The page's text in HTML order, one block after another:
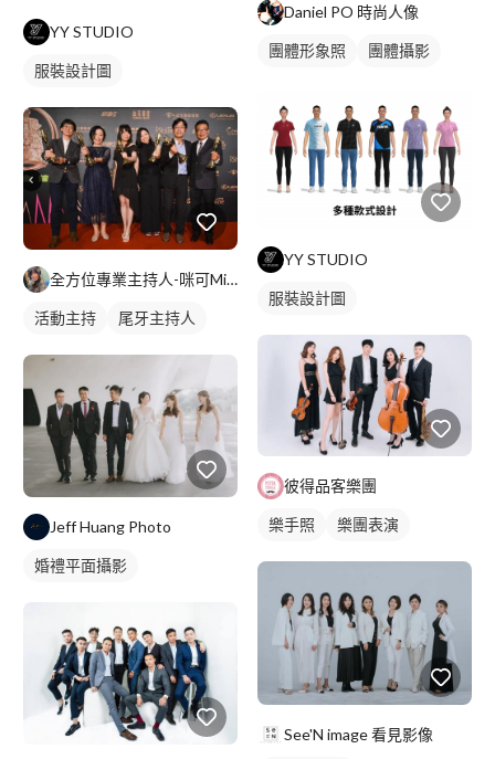
YY STUDIO
服裝設計圖
全方位專業主持人-咪可Miko
活動主持 尾牙主持人
Jeff Huang Photo
婚禮平面攝影
Daniel PO 時尚人像
團體形象照 團體攝影
YY STUDIO
服裝設計圖
彼得品客樂團
樂手照 樂團表演
See'N image 看見影像